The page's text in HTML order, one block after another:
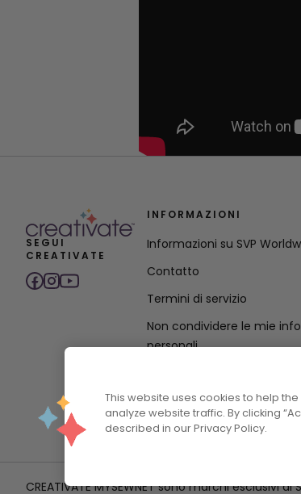
SEGUI
CREATIVATE
INFORMAZIONI
Informazioni su SVP
Contatto
Termini di servizio
Non condividere le mie
personali
Dichiarazione sulla politica
CREATIVATE MYSEWNET sono marchi
This website uses cookies to help
analyze website traffic. By clicking
described in our Privacy Policy.